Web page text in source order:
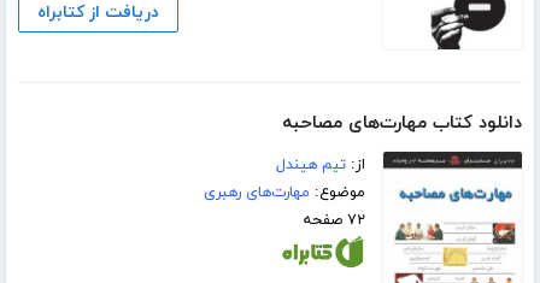
دریافت از کتابراه
دانلود کتاب مهارت‌های مصاحبه
از:تیم هیندل
موضوع: مهارت‌های رهبری
۷۲ صفحه